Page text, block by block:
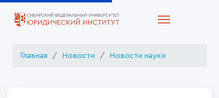
Главная Новости Новости науки